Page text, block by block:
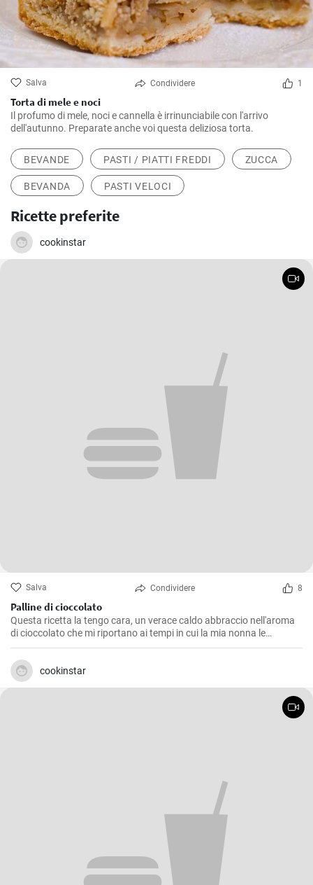
Salva Condividere 1
Torta di mele e noci
Il profumo di mele, noci e cannella è irrinunciabile con l'arrivo
dell'autunno. Preparate anche voi questa deliziosa torta.
BEVANDE PASTI / PIATTI FREDDI ZUCCA
BEVANDA PASTI VELOCI
Ricette preferite
cookinstar
Salva Condividere 8
Palline di cioccolato
Questa ricetta la tengo cara, un verace caldo abbraccio nell'aroma
di cioccolato che mi riportano ai tempi in cui la mia nonna le
preparava durante le festività. Le Palline di Cioccolato sono semplici
da realizzare, ma non per questo meno deliziose. Perfette da servire
come dolcetto a fine pasto o per un snack pomeridiano, sono
caratterizzate da un sapore intenso e una consistenza morbida che
cookinstar